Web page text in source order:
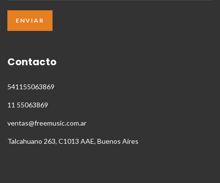
Contacto
541155063869
11 55063869
ventas@freemusic.com.ar
Talcahuano 263, C1013 AAE, Buenos Aires